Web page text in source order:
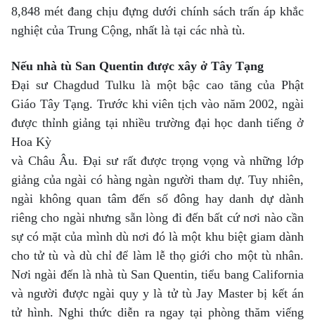
8,848 mét đang chịu đựng dưới chính sách trấn áp khắc
nghiệt của Trung Cộng, nhất là tại các nhà tù.
Nếu nhà tù San Quentin được xây ở Tây Tạng
Đại sư Chagdud Tulku là một bậc cao tăng của Phật
Giáo Tây Tạng. Trước khi viên tịch vào năm 2002, ngài
được thỉnh giảng tại nhiều trường đại học danh tiếng ở
Hoa Kỳ
và Châu Âu. Đại sư rất được trọng vọng và những lớp
giảng của ngài có hàng ngàn người tham dự. Tuy nhiên,
ngài không quan tâm đến số đông hay danh dự dành
riêng cho ngài nhưng sẵn lòng đi đến bất cứ nơi nào cần
sự có mặt của mình dù nơi đó là một khu biệt giam dành
cho tử tù và dù chỉ để làm lễ thọ giới cho một tù nhân.
Nơi ngài đến là nhà tù San Quentin, tiểu bang California
và người được ngài quy y là tử tù Jay Master bị kết án
tử hình. Nghi thức diễn ra ngay tại phòng thăm viếng